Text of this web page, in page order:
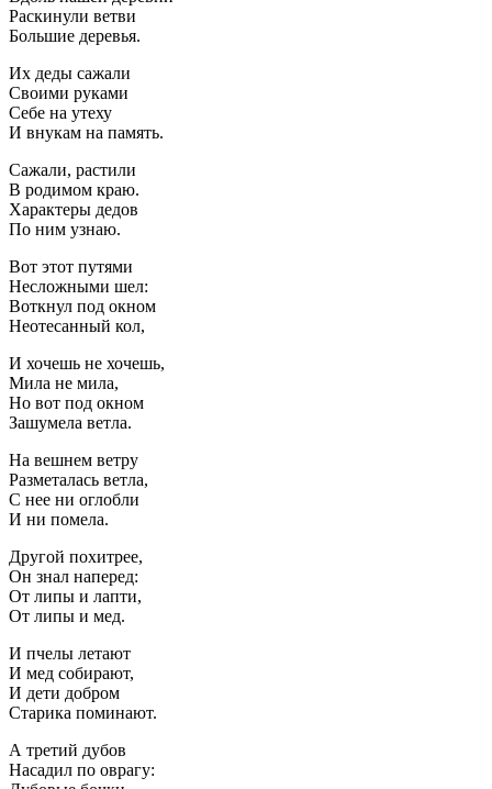
Раскинули ветви
Большие деревья.
Их деды сажали
Своими руками
Себе на утеху
И внукам на память.
Сажали, растили
В родимом краю.
Характеры дедов
По ним узнаю.
Вот этот путями
Несложными шел:
Воткнул под окном
Неотесанный кол,
И хочешь не хочешь,
Мила не мила,
Но вот под окном
Зашумела ветла.
На вешнем ветру
Разметалась ветла,
С нее ни оглобли
И ни помела.
Другой похитрее,
Он знал наперед:
От липы и лапти,
От липы и мед.
И пчелы летают
И мед собирают,
И дети добром
Старика поминают.
А третий дубов
Насадил по оврагу: